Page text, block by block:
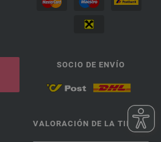
SOCIO DE ENVÍO
VALORACIÓN DE LA TIENDA